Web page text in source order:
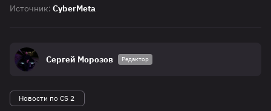
Источник: CyberMeta
Сергей Морозов Редактор
Новости по CS 2